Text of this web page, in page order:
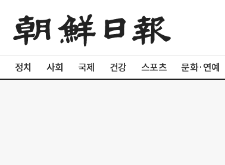
정치 사회 국제 건강 스포츠 문화·연예